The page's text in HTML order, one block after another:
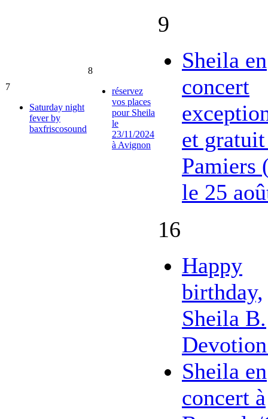
7
Saturday night
fever by
baxfriscosound
8
réservez
vos places
pour Sheila
le
23/11/2024
à Avignon
9
Sheila en
concert
et
Pamiers
le 25
16
Happy
birthday,
Sheila B.
Sheila en
concert à